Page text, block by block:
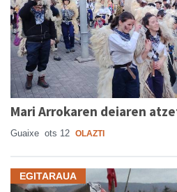
Mari Arrokaren deiaren
Guaixe ots 12 OLAZTI
EGITARAUA